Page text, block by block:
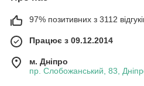
97% позитивних з 3112
Працює з 09.12.2014
м. Дніпро
пр. Слобожанський, 83,